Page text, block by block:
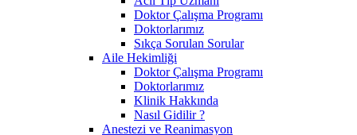
Doktor Çalışma Programı
Doktorlarımız
Sıkça Sorulan Sorular
Aile Hekimliği
Doktor Çalışma Programı
Doktorlarımız
Klinik Hakkında
Nasıl Gidilir ?
Anestezi ve Reanimasyon